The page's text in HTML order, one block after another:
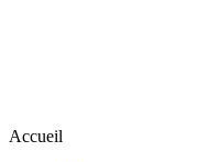
Accueil